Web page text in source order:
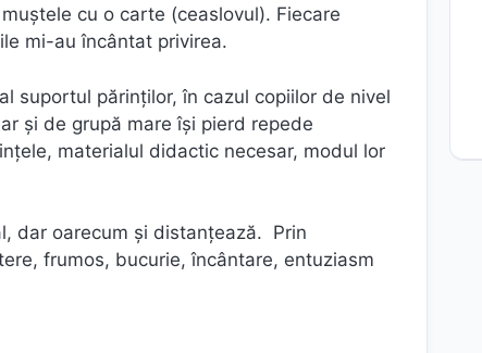
cu o carte (ceaslovul). Fiecare
mi-au încântat privirea.
suportul părinţilor, în cazul copiilor de nivel
şi de grupă mare îşi pierd repede
materialul didactic necesar, modul lor
dar oarecum şi distanţează. Prin
frumos, bucurie, încântare, entuziasm